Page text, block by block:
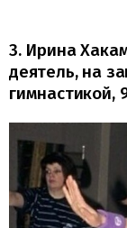
3. Ирина
деятель, на
гимнастикой,